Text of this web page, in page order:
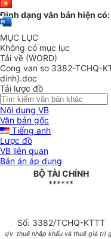
Định dạng văn bản hiện có:
MỤC LỤC
Không có mục lục
Tải về (WORD)
Cong van so 3382-TCHQ-
dinh).doc
Tải lược đồ
Nội dung VB
Văn bản gốc
Tiếng anh
Lược đồ
VB liên quan
Bản án áp dụng
BỘ TÀI CHÍNH
******
Số: 3382/TCHQ-KTTT
v/v thuế nhập khẩu và thuế giá trị